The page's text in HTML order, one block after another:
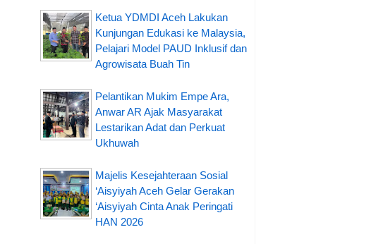
Ketua YDMDI Aceh Lakukan
Kunjungan Edukasi ke Malaysia,
Pelajari Model PAUD Inklusif dan
Agrowisata Buah Tin
Pelantikan Mukim Empe Ara,
Anwar AR Ajak Masyarakat
Lestarikan Adat dan Perkuat
Ukhuwah
Majelis Kesejahteraan Sosial
‘Aisyiyah Aceh Gelar Gerakan
‘Aisyiyah Cinta Anak Peringati
HAN 2026